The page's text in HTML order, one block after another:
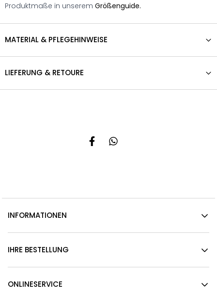
Produktmaße in unserem Größenguide.
MATERIAL & PFLEGEHINWEISE
LIEFERUNG & RETOURE
INFORMATIONEN
IHRE BESTELLUNG
ONLINESERVICE